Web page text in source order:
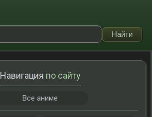
Навигация по сайту
Все аниме